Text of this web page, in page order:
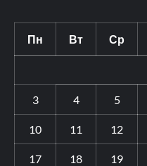
Пн Вт Ср
3 4 5
10 11 12
17 18 19